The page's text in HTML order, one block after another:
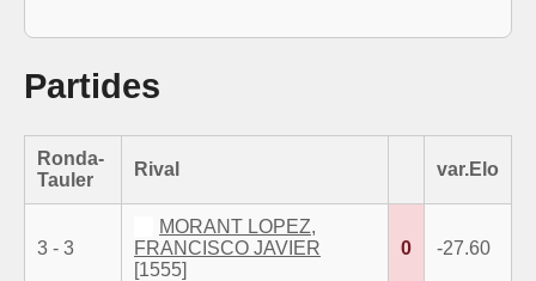
Partides
Ronda-
Tauler
Rival var.Elo
3 - 3
MORANT LOPEZ,
FRANCISCO JAVIER
[1555]
0 -27.60